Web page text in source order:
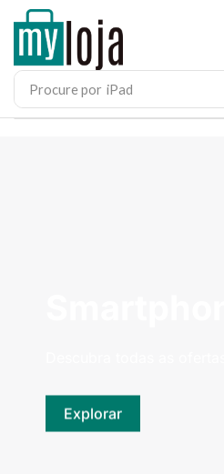
Procure por iPad
Explorar